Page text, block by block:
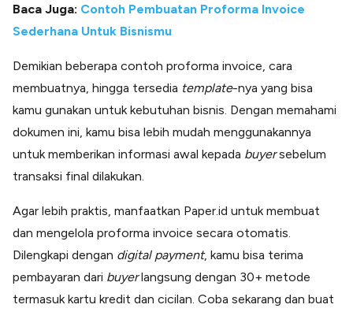
Baca Juga: Contoh Pembuatan Proforma Invoice
Sederhana Untuk Bisnismu
Demikian beberapa contoh proforma invoice, cara
membuatnya, hingga tersedia template-nya yang bisa
kamu gunakan untuk kebutuhan bisnis. Dengan memahami
dokumen ini, kamu bisa lebih mudah menggunakannya
untuk memberikan informasi awal kepada buyersebelum
transaksi final dilakukan.
Agar lebih praktis, manfaatkan Paper.id untuk membuat
dan mengelola proforma invoice secara otomatis.
Dilengkapi dengan digital payment, kamu bisa terima
pembayaran dari buyerlangsung dengan 30+ metode
termasuk kartu kredit dan cicilan. Coba sekarang dan buat